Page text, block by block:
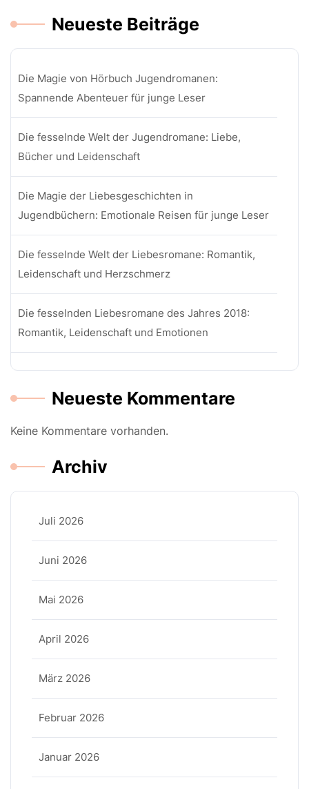
Neueste Beiträge
Die Magie von Hörbuch Jugendromanen:
Spannende Abenteuer für junge Leser
Die fesselnde Welt der Jugendromane: Liebe,
Bücher und Leidenschaft
Die Magie der Liebesgeschichten in
Jugendbüchern: Emotionale Reisen für junge Leser
Die fesselnde Welt der Liebesromane: Romantik,
Leidenschaft und Herzschmerz
Die fesselnden Liebesromane des Jahres 2018:
Romantik, Leidenschaft und Emotionen
Neueste Kommentare
Keine Kommentare vorhanden.
Archiv
Juli 2026
Juni 2026
Mai 2026
April 2026
März 2026
Februar 2026
Januar 2026